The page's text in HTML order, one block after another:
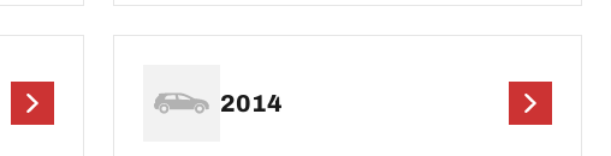
2014